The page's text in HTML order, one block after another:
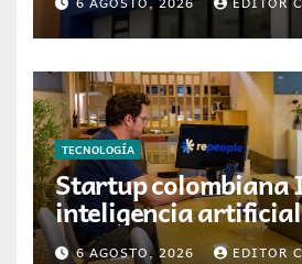
TECNOLOGÍA
Startup colombiana
inteligencia
optimizar servicios
6 AGOSTO, 2026 EDITOR